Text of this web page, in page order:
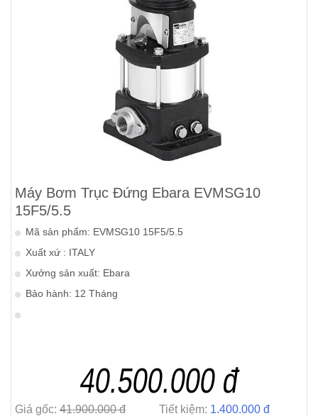
Máy Bơm Trục Đứng Ebara EVMSG10
15F5/5.5
Mã sản phẩm: EVMSG10 15F5/5.5
Xuất xứ : ITALY
Xưởng sản xuất: Ebara
Bảo hành: 12 Tháng
40.500.000 đ
Giá gốc: 41.900.000 đ Tiết kiệm: 1.400.000 đ